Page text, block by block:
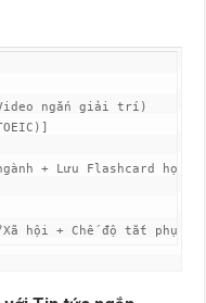
ngắn giải trí)
+ Lưu Flashcard học